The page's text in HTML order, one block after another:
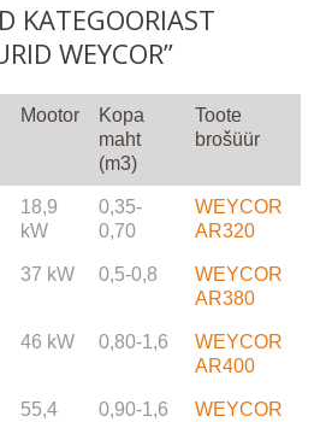
KATEGOORIAST
WEYCOR”
Mootor
Kopa
maht
(m3)
Toote
brošüür
18,9
kW
0,35-
0,70
WEYCOR
AR320
37 kW 0,5-0,8
WEYCOR
AR380
46 kW 0,80-1,6
WEYCOR
AR400
55,4
0,90-1,6
WEYCOR